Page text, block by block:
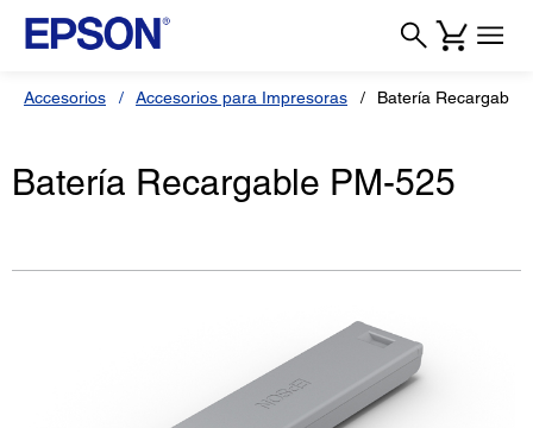
Accesorios Accesorios para Impresoras Batería Recargable
Batería Recargable PM-525